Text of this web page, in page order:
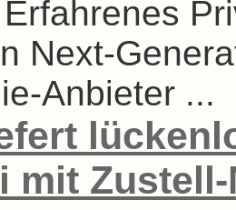
Next-
Anbieter ...
mit